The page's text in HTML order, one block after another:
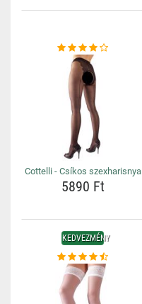
Cottelli - Csíkos szexharisnya
5890 Ft
KEDVEZMÉNY